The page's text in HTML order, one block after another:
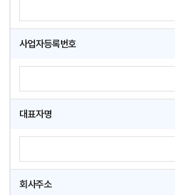
사업자등록번호
대표자명
회사주소